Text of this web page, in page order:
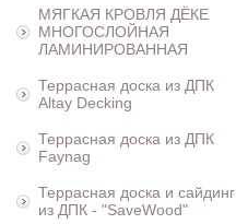
МЯГКАЯ КРОВЛЯ ДЁКЕ
МНОГОСЛОЙНАЯ
ЛАМИНИРОВАННАЯ
Террасная доска из ДПК
Altay Decking
Террасная доска из ДПК
Faynag
Террасная доска и сайдинг
из ДПК - "SaveWood"